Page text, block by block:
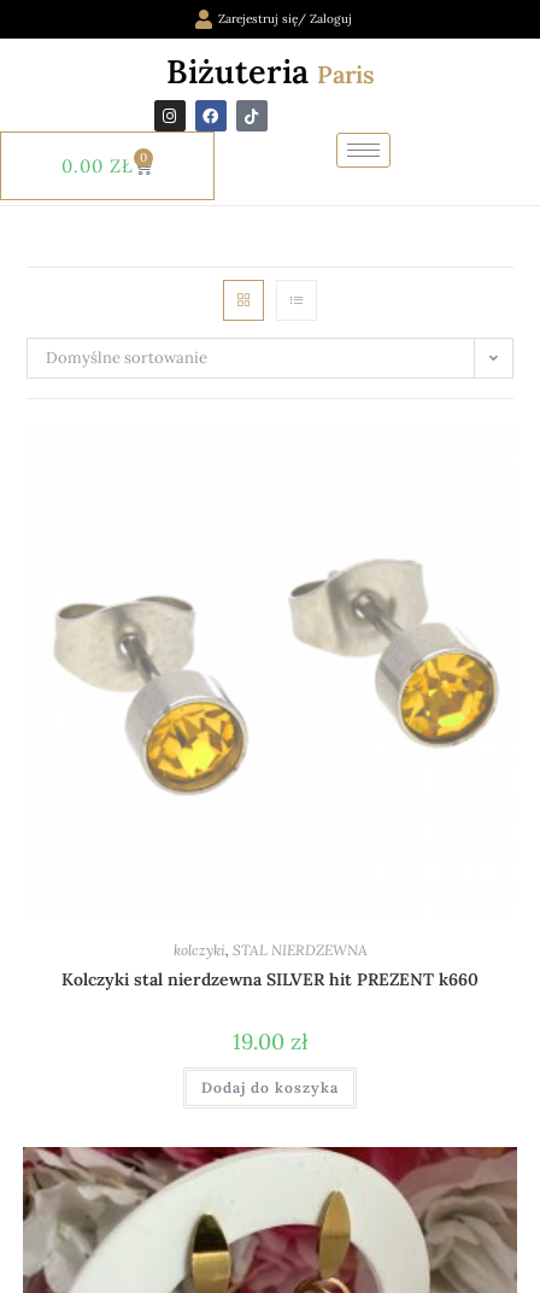
Zarejestruj się/ Zaloguj
Biżuteria Paris
0.00 ZŁ 0
Domyślne sortowanie
kolczyki STAL NIERDZEWNA
Kolczyki stal nierdzewna SILVER hit PREZENT k660
19.00 zł
Dodaj do koszyka